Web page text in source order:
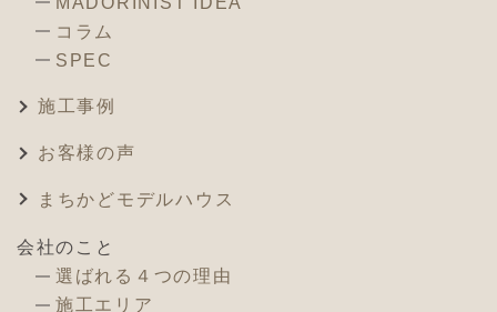
コラム
SPEC
施工事例
お客様の声
まちかどモデルハウス
会社のこと
選ばれる４つの理由
施工エリア